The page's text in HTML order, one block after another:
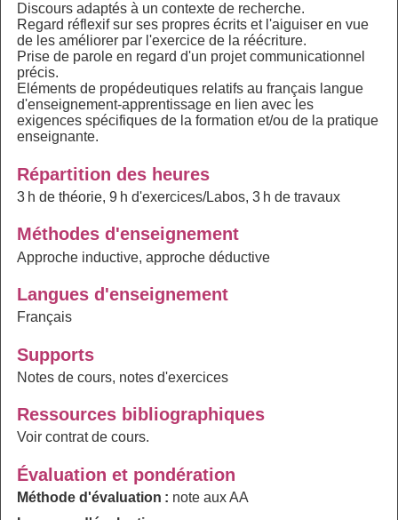
Discours adaptés à un contexte de recherche.
Regard réflexif sur ses propres écrits et l'aiguiser en vue
de les améliorer par l'exercice de la réécriture.
Prise de parole en regard d'un projet communicationnel
précis.
Eléments de propédeutiques relatifs au français langue
d'enseignement-apprentissage en lien avec les
exigences spécifiques de la formation et/ou de la pratique
enseignante.
Répartition des heures
3 h de théorie, 9 h d'exercices/Labos, 3 h de travaux
Méthodes d'enseignement
Approche inductive, approche déductive
Langues d'enseignement
Français
Supports
Notes de cours, notes d'exercices
Ressources bibliographiques
Voir contrat de cours.
Évaluation et pondération
Méthode d'évaluation : note aux AA